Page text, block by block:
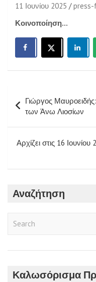
11 Ιουνίου 2025
Κοινοποίηση...
άρθρων
Γιώργος
των Άνω Λιοσίων
Αρχίζει στις 16
Αναζήτηση
r
Καλωσόρισμα